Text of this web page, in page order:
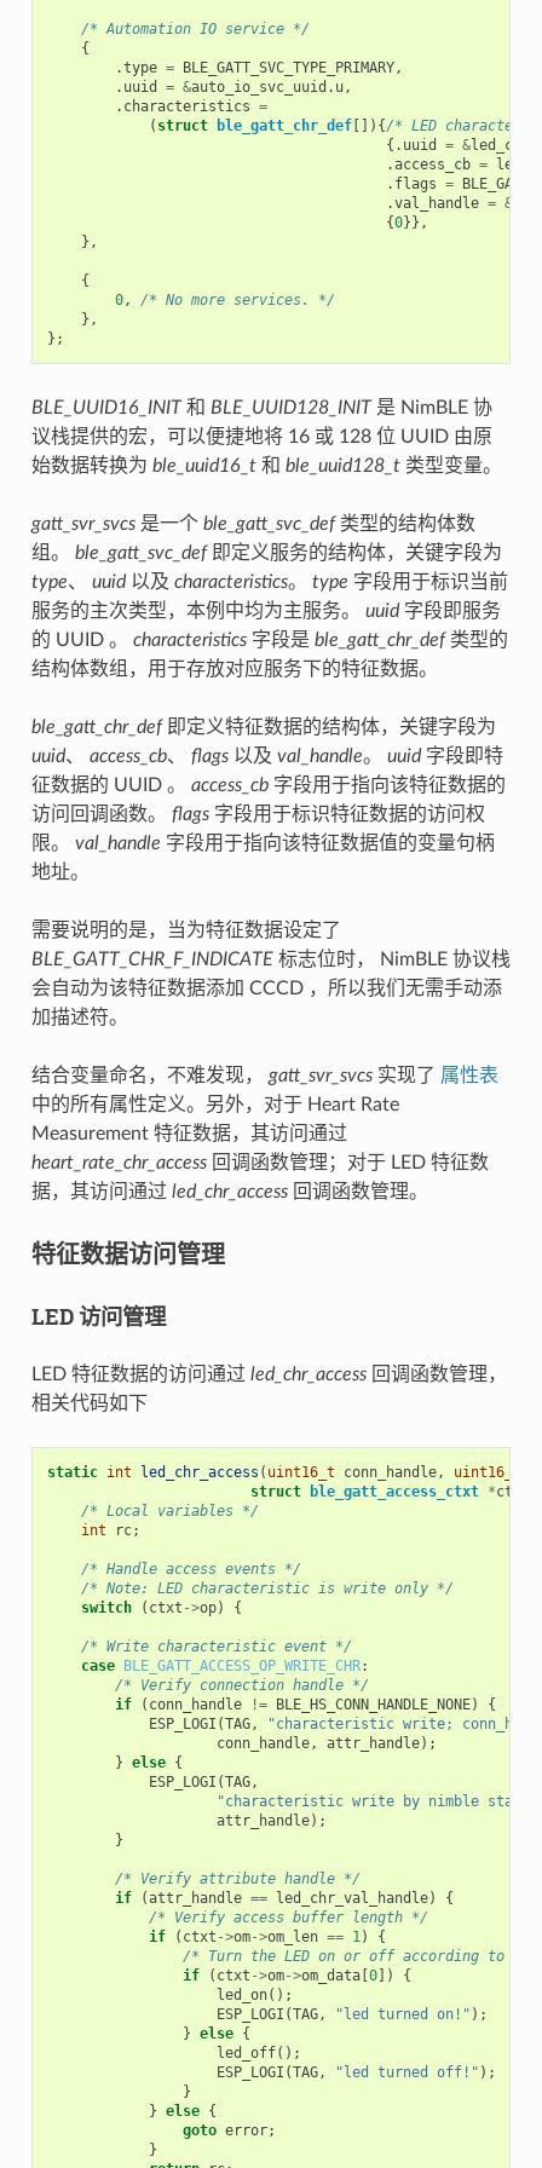
/* Automation IO service */
{
.type = BLE_GATT_SVC_TYPE_PRIMARY,
. uuid = &auto_io_svc_uuid . u,
. characteristics =
( struct ble_gatt_chr_def[]){/* LED
{. uuid = &
.access_cb =
. flags =
.val_handle = &
{0}},
},
{
0,
/* No more services. */
},
};
BLE_UUID16_INIT和 BLE_UUID128_INIT是 NimBLE 协
议栈提供的宏，可以便捷地将 16 或 128 位 UUID 由原
始数据转换为 ble_uuid16_t和 ble_uuid128_t类型变量。
gatt_svr_svcs是一个 ble_gatt_svc_def类型的结构体数
组。 ble_gatt_svc_def即定义服务的结构体，关键字段为
type、 uuid以及 characteristics。 type 字段用于标识当前
服务的主次类型，本例中均为主服务。 uuid字段即服务
的 UUID 。 characteristics字段是 ble_gatt_chr_def类型的
结构体数组，用于存放对应服务下的特征数据。
ble_gatt_chr_def即定义特征数据的结构体，关键字段为
uuid、 access_cb、 flags以及 val_handle。 uuid字段即特
征数据的 UUID 。 access_cb字段用于指向该特征数据的
访问回调函数。 flags字段用于标识特征数据的访问权
限。 val_handle 字段用于指向该特征数据值的变量句柄
地址。
需要说明的是，当为特征数据设定了
BLE_GATT_CHR_F_INDICATE标志位时， NimBLE 协议栈
会自动为该特征数据添加 CCCD ，所以我们无需手动添
加描述符。
结合变量命名，不难发现， gatt_svr_svcs实现了 属性表
中的所有属性定义。另外，对于 Heart Rate
Measurement 特征数据，其访问通过
heart_rate_chr_access回调函数管理；对于 LED 特征数
据，其访问通过 led_chr_access回调函数管理。
特征数据访问管理
LED 访问管理
LED 特征数据的访问通过 led_chr_access回调函数管理，
相关代码如下
static int led_chr_access ( uint16_t conn_handle, uint16_t
struct
ble_gatt_access_ctxt *ctxt
/* Local variables */
int
rc;
/* Handle access events */
/* Note: LED characteristic is write only */
switch
( ctxt ->op) {
/* Write characteristic event */
case BLE_GATT_ACCESS_OP_WRITE_CHR:
/* Verify connection handle */
if
( conn_handle != BLE_HS_CONN_HANDLE_NONE)
{
ESP_LOGI (TAG,
"characteristic write;
conn_handle, attr_handle);
} else {
ESP_LOGI (TAG,
"characteristic write by nimble stack;
attr_handle);
}
/* Verify attribute handle */
if
(attr_handle == led_chr_val_handle)
{
/* Verify access buffer length */
if
( ctxt ->om->om_len == 1)
{
/* Turn the LED on or off according to
if
( ctxt ->om->om_data[0])
{
led_on();
ESP_LOGI (TAG, "led turned on!" );
} else {
led_off();
ESP_LOGI (TAG, "led turned off!" );
}
} else {
goto error;
}